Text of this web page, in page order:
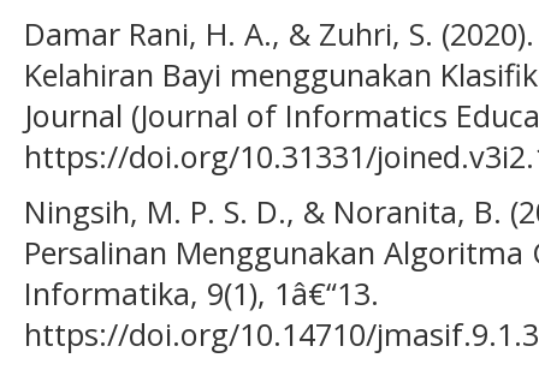
Damar Rani, H. A., & Zuhri, S.
Kelahiran Bayi menggunakan
Journal (Journal of Informatics
https://doi.org/10.31331/
Ningsih, M. P. S. D., & Noranita, B.
Persalinan Menggunakan Algoritma
Informatika, 9(1), 1â€“13.
https://doi.org/10.14710/